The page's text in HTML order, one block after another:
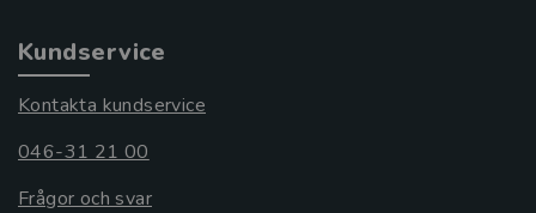
Kundservice
Kontakta kundservice
046-31 21 00
Frågor och svar